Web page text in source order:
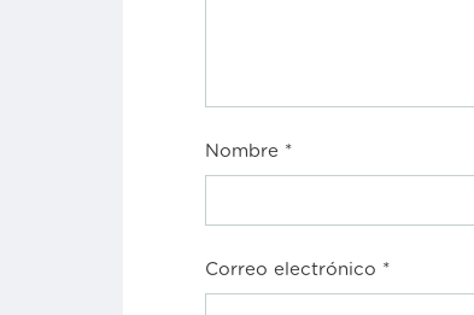
Nombre *
Correo electrónico *